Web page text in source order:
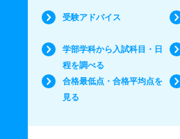
受験アドバイス
学部学科から入試科目・日
程を調べる
合格最低点・合格平均点を
見る